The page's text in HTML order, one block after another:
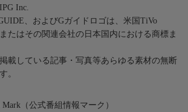
Inc.
、およびGガイドロゴは、米国TiVo
たはその関連会社の日本国内における商標ま
載している記事・写真等あらゆる素材の無断
。
（公式番組情報マーク）